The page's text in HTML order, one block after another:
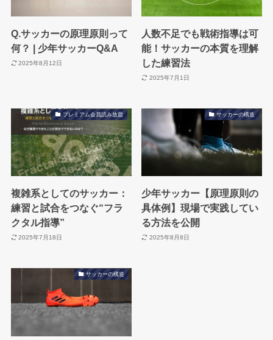
Q.サッカーの原理原則って
何？ | 少年サッカーQ&A
2025年8月12日
人数不足でも戦術指導は可
能！サッカーの本質を理解
した練習法
2025年7月1日
プレミアム会員読み放題
複雑系としてのサッカー：
練習と試合をつなぐ“フラ
クタル指導”
2025年7月18日
サッカーの構造
少年サッカー【原理原則の
具体例】現場で実践してい
る方法を公開
2025年8月8日
サッカーの構造